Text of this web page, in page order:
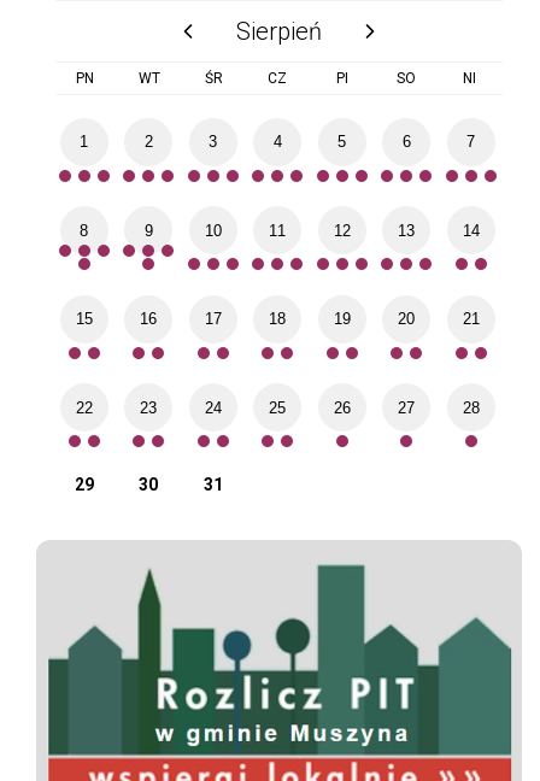
poprzedni miesiąc
Sierpień następny miesiąc
PN WT ŚR CZ PI SO NI
1 2 3 4 5 6 7
8 9 10 11 12 13 14
15 16 17 18 19 20 21
22 23 24 25 26 27 28
29 30 31
Spis rolny